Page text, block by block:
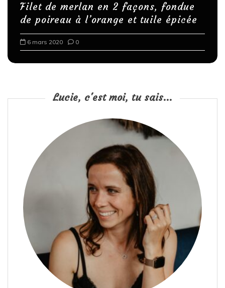
Filet de merlan en 2 façons, fondue
de poireau à l’orange et tuile épicée
6 mars 2020 0
Lucie, c'est moi, tu sais...